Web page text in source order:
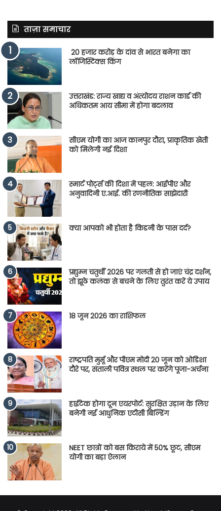
ताज़ा समाचार
20 हजार करोड़ के दांव से भारत बनेगा का
लॉजिस्टिक्स किंग
उत्तराखंड: राज्य खाद्य व अंत्योदय राशन कार्ड की
अधिकतम आय सीमा में होगा बदलाव
सीएम योगी का आज कानपुर दौरा, प्राकृतिक खेती
को मिलेगी नई दिशा
स्मार्ट पोर्ट्स की दिशा में पहल: आईपीए और
अनुवादिनी ए.आई. की रणनीतिक साझेदारी
क्या आपको भी होता है किडनी के पास दर्द?
प्रद्युम्न चतुर्थी 2026 पर गलती से हो जाएं चंद्र दर्शन,
तो झूठे कलंक से बचने के लिए तुरंत करें ये उपाय
18 जून 2026 का राशिफल
राष्ट्रपति मुर्मू और पीएम मोदी 20 जून को ओडिशा
दौरे पर, संताली पवित्र स्थल पर करेंगे पूजा-अर्चना
हाईटेक होगा दून एयरपोर्ट: सुरक्षित उड़ान के लिए
बनेगी नई आधुनिक एटीसी बिल्डिंग
NEET छात्रों को बस किराये में 50% छूट, सीएम
योगी का बड़ा ऐलान